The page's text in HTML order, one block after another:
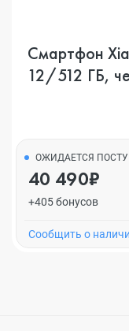
Смартфон
12/512 ГБ,
ОЖИДАЕТСЯ
40 490₽
+405 бонусов
Cообщить о